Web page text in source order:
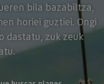
bila bazabiltza,
horiei guztiei. Ongi
dastatu, zuk zeuk